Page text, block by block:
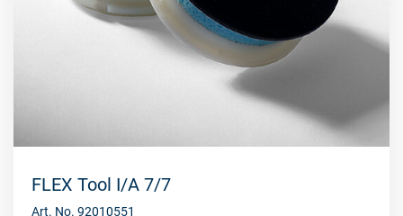
FLEX Tool I/A 7/7
Art. No. 92010551